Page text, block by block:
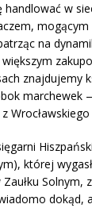
w
na
znajdujemy
marchewek
której
Solnym,
dokąd,